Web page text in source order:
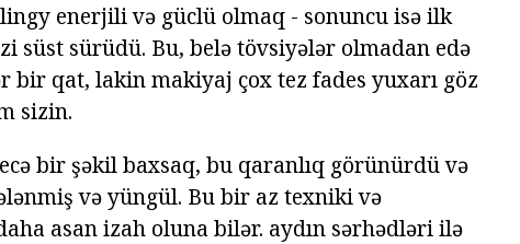
enerjili və güclü olmaq - sonuncu isə ilk
süst sürüdü. Bu, belə tövsiyələr olmadan edə
bir qat, lakin makiyaj çox tez fades yuxarı göz
sizin.
bir şəkil baxsaq, bu qaranlıq görünürdü və
və yüngül. Bu bir az texniki və
asan izah oluna bilər. aydın sərhədləri ilə